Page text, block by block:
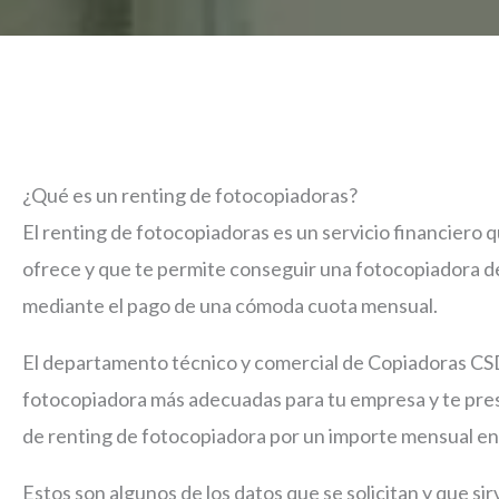
¿Qué es un renting de fotocopiadoras?
El renting de fotocopiadoras es un servicio financiero
ofrece y que te permite conseguir una fotocopiadora
mediante el pago de una cómoda cuota mensual.
El departamento técnico y comercial de Copiadoras
fotocopiadora más adecuadas para tu empresa y te
de renting de fotocopiadora por un importe mensual en
Estos son algunos de los datos que se solicitan y que